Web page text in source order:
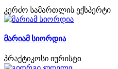
კერძო სამართლის ექსპერტი
მარიამ სიორდია
პრაქტიკოსი იურისტი